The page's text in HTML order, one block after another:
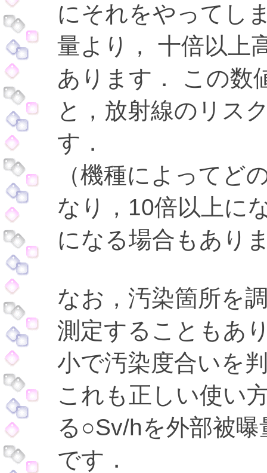
にそれをやってし
量より， 十倍以上
あります． この数
と，放射線のリス
す．
（機種によってど
なり，10倍以上に
になる場合もあり
なお，汚染箇所を
測定することもあ
小で汚染度合いを
これも正しい使い
る○Sv/hを外部被
です．